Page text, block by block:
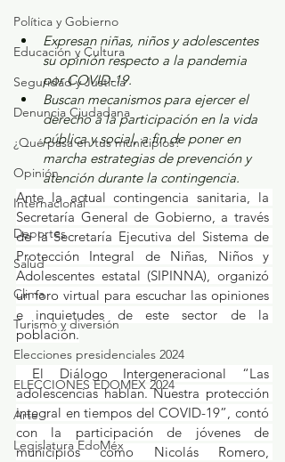
Política y Gobierno
Educación y Cultura
Seguridad y Justicia
Denuncia Ciudadana
¿Qué pasa en tus municipios?
Opinión
Internacional
Deportes
Salud
Clima
Turismo y diversión
Elecciones presidenciales 2024
ELECCIONES EDOMEX 2024
Arte
Legislatura EdoMéx
Expresan niñas, niños y adolescentes
su opinión respecto a la pandemia
por COVID-19.
Buscan mecanismos para ejercer el
derecho a la participación en la vida
pública y social, a fin de poner en
marcha estrategias de prevención y
atención durante la contingencia.
Ante la actual contingencia sanitaria, la
Secretaría General de Gobierno, a través
de la Secretaría Ejecutiva del Sistema de
Protección Integral de Niñas, Niños y
Adolescentes estatal (SIPINNA), organizó
un foro virtual para escuchar las opiniones
e inquietudes de este sector de la
población.
adolescencias hablan. Nuestra protección
integral en tiempos del COVID-19”, contó
con la participación de jóvenes de
municipios como Nicolás Romero,